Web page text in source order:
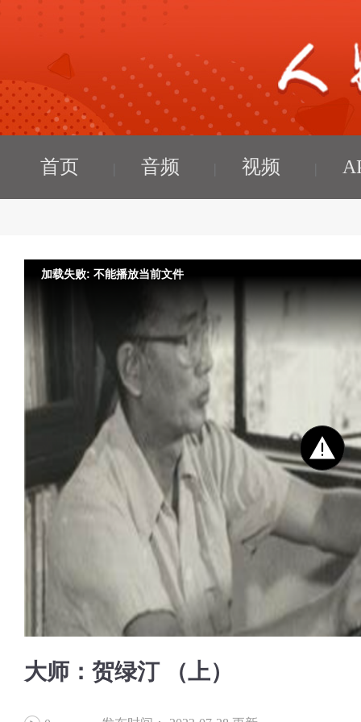
首页 音频 视频
加载失败: 不能播放当前文件
大师：贺绿汀 （上）